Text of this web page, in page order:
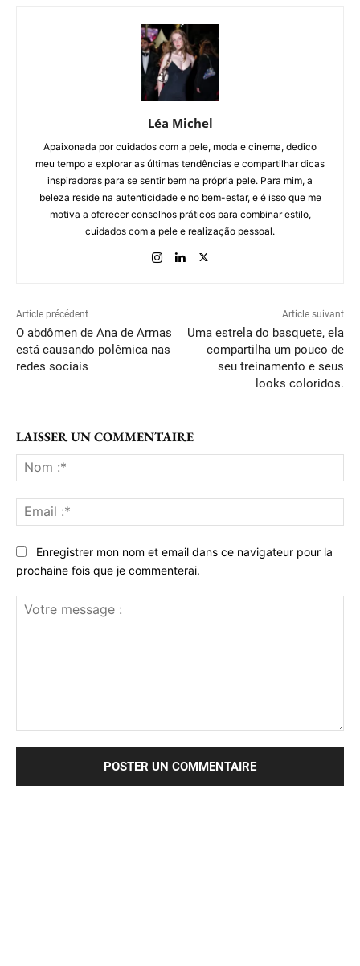
Léa Michel
Apaixonada por cuidados com a pele, moda e cinema, dedico
meu tempo a explorar as últimas tendências e compartilhar dicas
inspiradoras para se sentir bem na própria pele. Para mim, a
beleza reside na autenticidade e no bem-estar, e é isso que me
motiva a oferecer conselhos práticos para combinar estilo,
cuidados com a pele e realização pessoal.
Article précédent
O abdômen de Ana de Armas
está causando polêmica nas
redes sociais
Article suivant
Uma estrela do basquete, ela
compartilha um pouco de
seu treinamento e seus
looks coloridos.
LAISSER UN COMMENTAIRE
:*
:*
Enregistrer mon nom et email dans ce navigateur pour la
prochaine fois que je commenterai.